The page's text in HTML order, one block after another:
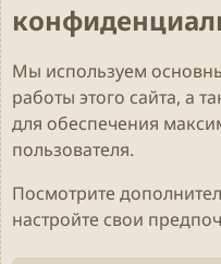
Cookies Darkdale -
Обратная связь
Условия и
Политика
ЛокализацияLiaNdrY
Мы используем
работы этого сайта, а
для обеспечения
пользователя.
Посмотрите
настройте свои